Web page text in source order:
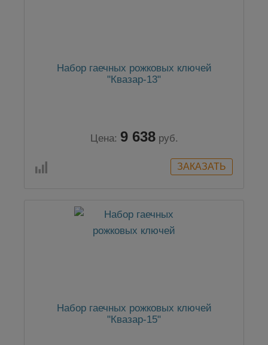
Набор гаечных рожковых ключей
"Квазар-13"
Цена: 9 638 руб.
Набор гаечных рожковых ключей
"Квазар-15"